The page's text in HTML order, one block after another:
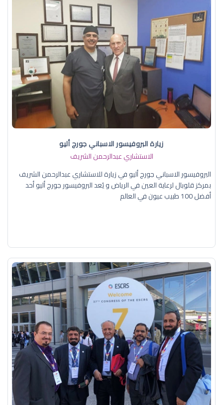
زيارة البروفيسور الاسباني جورج أليو
الاستشاري عبدالرحمن الشريف
البروفيسور الاسباني جورج أليو في زيارة للاستشاري عبدالرحمن الشريف
بمركز قلوبال لرعاية العين في الرياض و يُعد البروفيسور جورج أليو أحد
أفضل 100 طبيب عيون في العالم